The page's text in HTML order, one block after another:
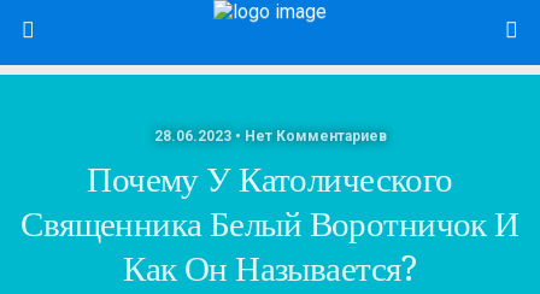
28.06.2023 • Нет Комментариев
Почему У Католического
Священника Белый Воротничок И
Как Он Называется?